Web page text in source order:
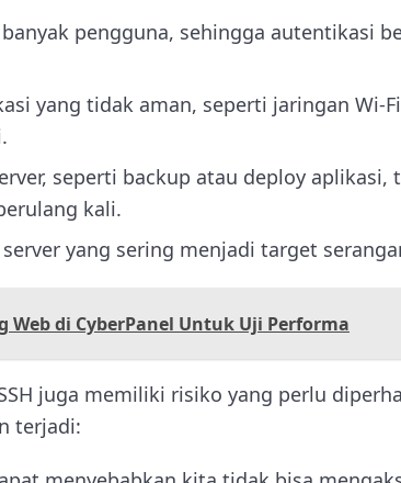
pengguna, sehingga autentikasi
yang tidak aman, seperti jaringan Wi-
seperti backup atau deploy aplikasi,
kali.
yang sering menjadi target
Web di CyberPanel Untuk Uji Performa
juga memiliki risiko yang perlu
terjadi: